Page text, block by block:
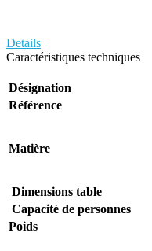
Details
Caractéristiques techniques
Désignation
Référence
Matière
Dimensions table
Capacité de personnes
Poids